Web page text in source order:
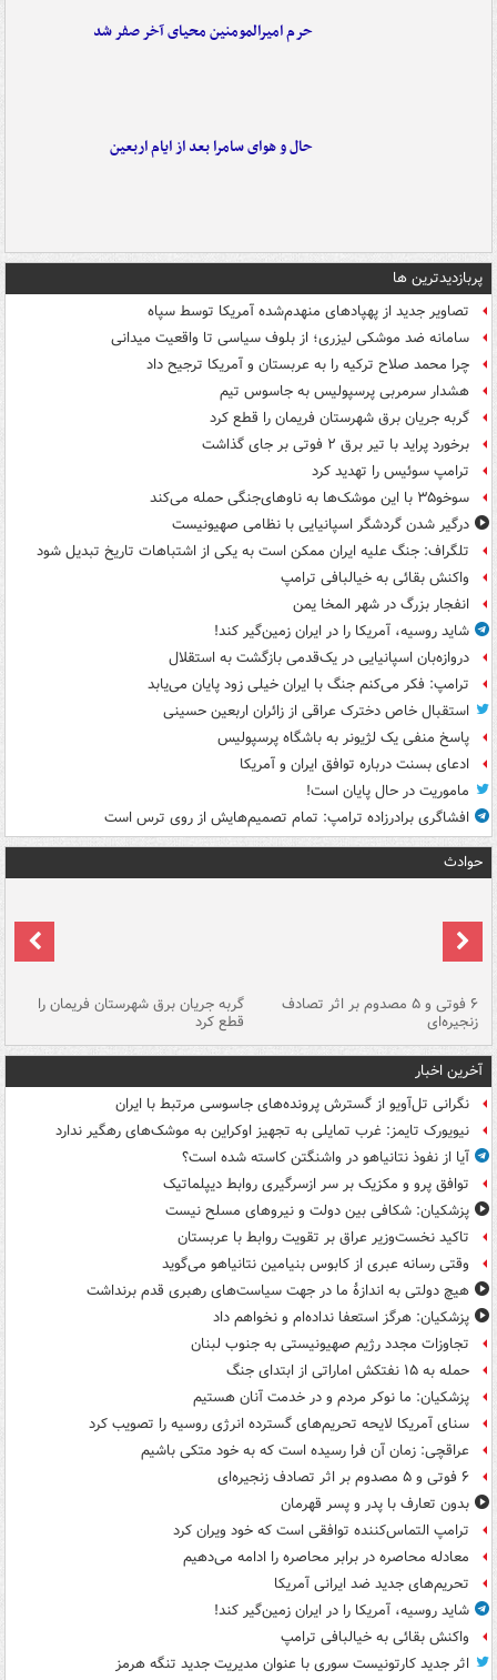
حرم امیرالمومنین محیای آخر صفر شد
حال و هوای سامرا بعد از ایام اربعین
پربازدیدترین ها
تصاویر جدید از پهپادهای منهدم‌شده آمریکا توسط سپاه
سامانه ضد موشکی لیزری؛ از بلوف سیاسی تا واقعیت میدانی
چرا محمد صلاح ترکیه را به عربستان و آمریکا ترجیح داد
هشدار سرمربی پرسپولیس به جاسوس تیم
گربه جریان برق شهرستان فریمان را قطع کرد
برخورد پراید با تیر برق ۲ فوتی بر جای گذاشت
ترامپ سوئیس را تهدید کرد
سوخو۳۵ با این موشک‌ها به ناوهای‌جنگی حمله می‌کند
درگیر شدن گردشگر اسپانیایی با نظامی صهیونیست
تلگراف: جنگ علیه ایران ممکن است به یکی از اشتباهات تاریخ تبدیل شود
واکنش بقائی به خیالبافی ترامپ
انفجار بزرگ در شهر المخا یمن
شاید روسیه، آمریکا را در ایران زمین‌گیر کند!
دروازه‌بان اسپانیایی در یک‌قدمی بازگشت به استقلال
ترامپ: فکر می‌کنم جنگ با ایران خیلی زود پایان می‌یابد
استقبال خاص دخترک عراقی از زائران اربعین حسینی
پاسخ منفی یک لژیونر به باشگاه پرسپولیس
ادعای بسنت درباره توافق ایران و آمریکا
ماموریت در حال پایان است!
افشاگری برادرزاده ترامپ: تمام تصمیم‌هایش از روی ترس است
حوادث
۶ فوتی و ۵ مصدوم بر اثر تصادف
زنجیره‌ای
گربه جریان برق شهرستان فریمان را
قطع کرد
آخرین اخبار
نگرانی تل‌آویو از گسترش پرونده‌های جاسوسی مرتبط با ایران
نیویورک تایمز: غرب تمایلی به تجهیز اوکراین به موشک‌های رهگیر ندارد
آیا از نفوذ نتانیاهو در واشنگتن کاسته شده است؟
توافق پرو و مکزیک بر سر ازسرگیری روابط دیپلماتیک
پزشکیان: شکافی بین دولت و نیروهای مسلح نیست
تاکید نخست‌وزیر عراق بر تقویت روابط با عربستان
وقتی رسانه عبری از کابوس بنیامین نتانیاهو می‌گوید
هیچ دولتی به اندازۀ ما در جهت سیاست‌های رهبری قدم برنداشت
پزشکیان: هرگز استعفا نداده‌ام و نخواهم داد
تجاوزات مجدد رژیم صهیونیستی به جنوب لبنان
حمله به ۱۵ نفتکش‌ اماراتی از ابتدای جنگ
پزشکیان: ما نوکر مردم و در خدمت آنان هستیم
سنای آمریکا لایحه تحریم‌های گسترده انرژی روسیه را تصویب کرد
عراقچی: زمان آن فرا رسیده است که به خود متکی باشیم
۶ فوتی و ۵ مصدوم بر اثر تصادف زنجیره‌ای
بدون تعارف با پدر و پسر قهرمان
ترامپ التماس‌کننده توافقی است که خود ویران کرد
معادله محاصره در برابر محاصره را ادامه می‌دهیم
تحریم‌های جدید ضد ایرانی آمریکا
شاید روسیه، آمریکا را در ایران زمین‌گیر کند!
واکنش بقائی به خیالبافی ترامپ
اثر جدید کارتونیست سوری با عنوان مدیریت جدید تنگه هرمز